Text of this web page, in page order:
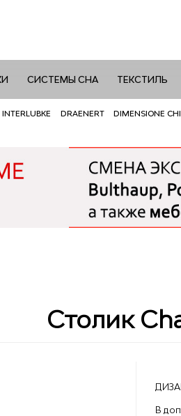
СИСТЕМЫ СНА ТЕКСТИЛЬ
INTERLUBKE DRAENERT DIMENSIONE
Столик
В